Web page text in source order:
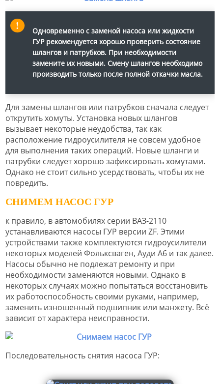
Одновременно с заменой насоса или жидкости
ГУР рекомендуется хорошо проверить состояние
шлангов и патрубков. При необходимости
замените их новыми. Смену шлангов необходимо
производить только после полной откачки масла.
Для замены шлангов или патрубков сначала следует
открутить хомуты. Установка новых шлангов
вызывает некоторые неудобства, так как
расположение гидроусилителя не совсем удобное
для выполнения таких операций. Новые шланги и
патрубки следует хорошо зафиксировать хомутами.
Однако не стоит сильно усердствовать, чтобы их не
повредить.
СНИМЕМ НАСОС ГУР
к правило, в автомобилях серии ВАЗ-2110
устанавливаются насосы ГУР версии ZF. Этими
устройствами также комплектуются гидроусилители
некоторых моделей Фольксваген, Ауди А6 и так далее.
Насосы обычно не подлежат ремонту и при
необходимости заменяются новыми. Однако в
некоторых случаях можно попытаться восстановить
их работоспособность своими руками, например,
заменить изношенный подшипник или манжету. Всё
зависит от характера неисправности.
Последовательность снятия насоса ГУР: